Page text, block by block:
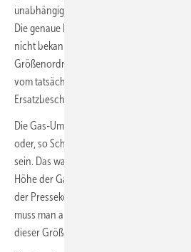
unabhängig von ihren Lieferverträgen
Die genaue Höhe und eventuelle
nicht bekannt. Allerdings hat
Größenordnung von 2 Ct/kWh genannt.
vom tatsächlichen Umfang und dem
Ersatzbeschaffung abhängen.
Die Gas-Umlage könne auch deutlich
oder, so Scholz, wenn es ganz gut komme,
sein. Das wage er aber nicht zu glauben.
Höhe der Gas-Umlage im Rahmen einer
der Pressekonferenz beantwortet hat und
muss man annehmen, dass die
dieser Größenordnung ausgeht.